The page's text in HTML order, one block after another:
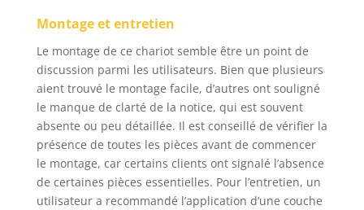
CARACTERISTIQUES -
Capacité 75 Litres -
Charge maximale 250
kg - Poids : 16 kg -
Dimensions cuve : 86.5
x 60.5 x 22 cm - 4
Roues gonflées
Ø260mm jantes métal
- Garantie 2 ans
Montage et entretien
Le montage de ce chariot semble être un point de
discussion parmi les utilisateurs. Bien que plusieurs
aient trouvé le montage facile, d’autres ont souligné
le manque de clarté de la notice, qui est souvent
absente ou peu détaillée. Il est conseillé de vérifier la
présence de toutes les pièces avant de commencer
le montage, car certains clients ont signalé l’absence
de certaines pièces essentielles. Pour l’entretien, un
utilisateur a recommandé l’application d’une couche